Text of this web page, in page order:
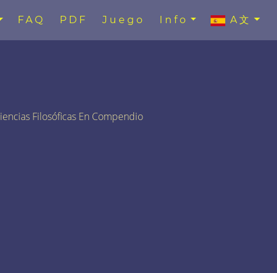
FAQ PDF Juego Info A文
Filosóficas En Compendio